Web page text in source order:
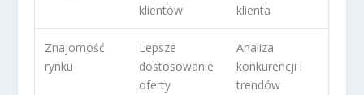
klientów
klienta
Znajomość
rynku
Lepsze
dostosowanie
oferty
Analiza
konkurencji i
trendów